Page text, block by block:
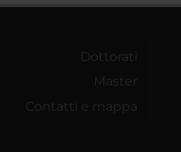
Dottorati
Master
Contatti e mappa